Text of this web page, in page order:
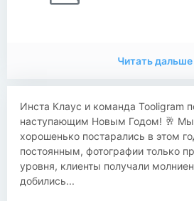
Читать дальше
Инста Клаус и команда Tooligram
наступающим Новым Годом! 🥂 Мы
хорошенько постарались в этом
постоянным, фотографии только
уровня, клиенты получали
добились...